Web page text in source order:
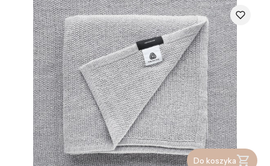
Do koszyka